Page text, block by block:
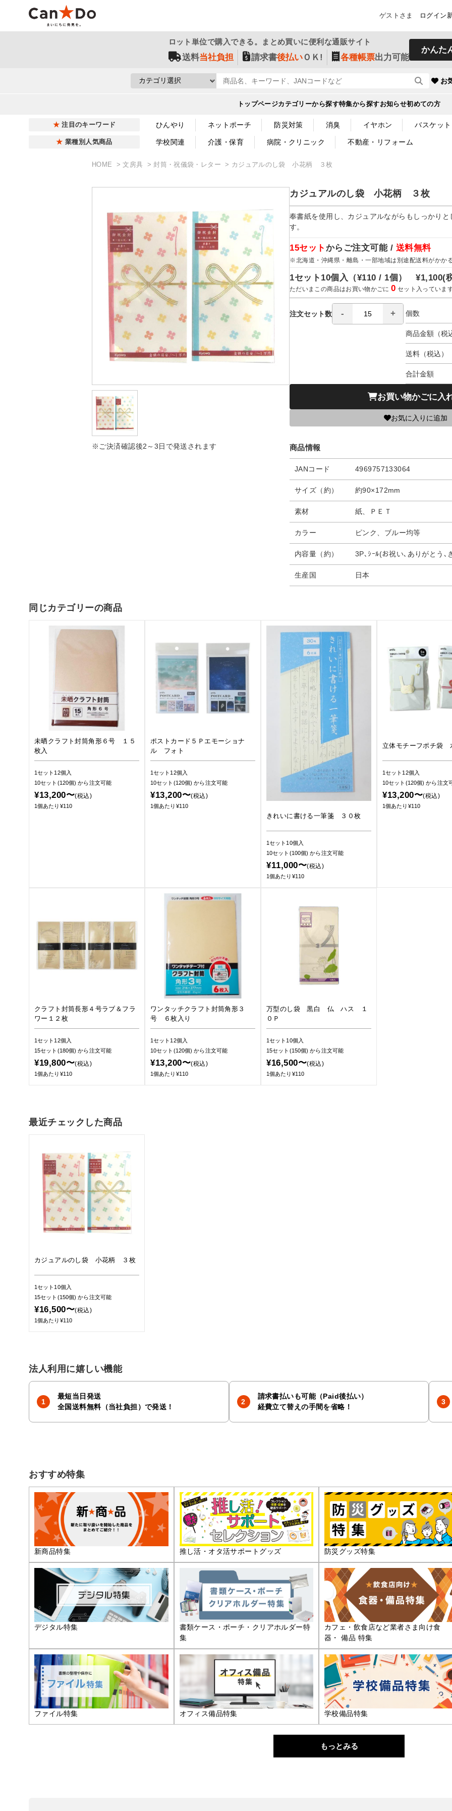
ゲストさま ログイン
ロット単位で購入できる。まとめ買いに便利な通販サイト
送料当社負担 請求書後払いＯＫ! 各種帳票出力可能
かんた
お
トップページカテゴリーから探す特集から探すお知らせ初めての方
注目のキーワード ひんやり ネットポーチ 防災対策 消臭 イヤホン バスケット
業種別人気商品 学校関連 介護・保育 病院・クリニック 不動産・リフォーム
HOME 文房具 封筒・祝儀袋・レター カジュアルのし袋 小花柄 ３枚
※ご決済確認後2～3日で発送されます
カジュアルのし袋 小花柄 ３枚
奉書紙を使用し、カジュアルながらもしっかり
す。
15セット からご注文可能 / 送料無料
※北海道・沖縄県・離島・一部地域は別途配送料がかか
1セット10個入（¥110 / 1個）¥1,100(
ただいまこの商品はお買い物かごに0 セット入っていま
注文セット数 個数
商品金額（税
送料（税込）
合計金額
お買い物かごに入
お気に入りに追加
商品情報
JANコード 4969757133064
サイズ（約） 約90×172mm
素材 紙、ＰＥＴ
カラー ピンク、ブルー均等
内容量（約） 3P､ｼｰﾙ(お祝い､ありがとう､
生産国 日本
同じカテゴリーの商品
未晒クラフト封筒角形６号 １５
枚入
1セット12個入
10セット(120個)から注文可能
¥13,200〜(税込)
1個あたり¥110
ポストカード５Ｐエモーショナ
ル フォト
1セット12個入
10セット(120個)から注文可能
¥13,200〜(税込)
1個あたり¥110
きれいに書ける一筆箋 ３０枚
1セット10個入
10セット(100個)から注文可能
¥11,000〜(税込)
1個あたり¥110
立体モチーフポチ袋
1セット12個入
10セット(120個)から注文
¥13,200〜(税込)
1個あたり¥110
クラフト封筒長形４号ラブ＆フラ
ワー１２枚
1セット12個入
15セット(180個)から注文可能
¥19,800〜(税込)
1個あたり¥110
ワンタッチクラフト封筒角形３
号 ６枚入り
1セット12個入
10セット(120個)から注文可能
¥13,200〜(税込)
1個あたり¥110
万型のし袋 黒白 仏 ハス １
０Ｐ
1セット10個入
15セット(150個)から注文可能
¥16,500〜(税込)
1個あたり¥110
最近チェックした商品
カジュアルのし袋 小花柄 ３枚
1セット10個入
15セット(150個)から注文可能
¥16,500〜(税込)
1個あたり¥110
法人利用に嬉しい機能
最短当日発送
全国送料無料（当社負担）で発送！
請求書払いも可能（Paid後払い）
経費立て替えの手間を省略！
おすすめ特集
新商品特集 推し活・オタ活サポートグッズ 防災グッズ特集
デジタル特集
書類ケース・ポーチ・クリアホルダー特
集
カフェ・飲食店など業者さま向け食
器・ 備品 特集
ファイル特集 オフィス備品特集 学校備品特集
もっとみる